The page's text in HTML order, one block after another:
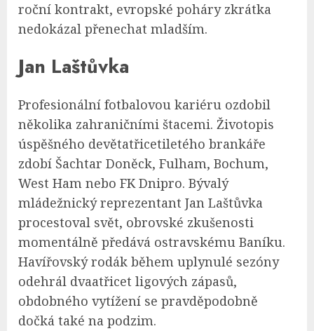
roční kontrakt, evropské poháry zkrátka
nedokázal přenechat mladším.
Jan Laštůvka
Profesionální fotbalovou kariéru ozdobil
několika zahraničními štacemi. Životopis
úspěšného devětatřicetiletého brankáře
zdobí Šachtar Doněck, Fulham, Bochum,
West Ham nebo FK Dnipro. Bývalý
mládežnický reprezentant Jan Laštůvka
procestoval svět, obrovské zkušenosti
momentálně předává ostravskému Baníku.
Havířovský rodák během uplynulé sezóny
odehrál dvaatřicet ligových zápasů,
obdobného vytížení se pravděpodobně
dočká také na podzim.